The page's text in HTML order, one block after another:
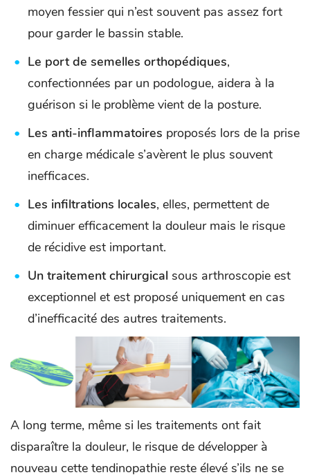
moyen fessier qui n’est souvent pas assez fort
pour garder le bassin stable.
Le port de semelles orthopédiques,
confectionnées par un podologue, aidera à la
guérison si le problème vient de la posture.
Les anti-inflammatoires proposés lors de la prise
en charge médicale s’avèrent le plus souvent
inefficaces.
Les infiltrations locales, elles, permettent de
diminuer efficacement la douleur mais le risque
de récidive est important.
Un traitement chirurgical sous arthroscopie est
exceptionnel et est proposé uniquement en cas
d’inefficacité des autres traitements.
A long terme, même si les traitements ont fait
disparaître la douleur, le risque de développer à
nouveau cette tendinopathie reste élevé s’ils ne se